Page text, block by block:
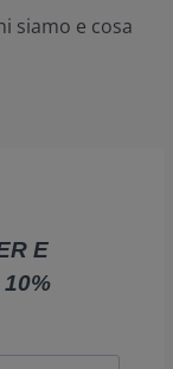
siamo e cosa